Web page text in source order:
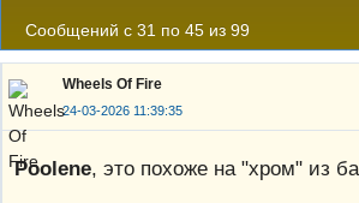
Сообщений с 31 по 45 из 99
Wheels Of Fire
24-03-2026 11:39:35
Poolene, это похоже на "хром" из